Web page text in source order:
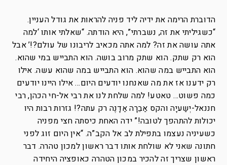
הדוברת הרימה את ידיה ליד פניה להראות את גודל העניין.
“כשגיליתי את זה, נשברתי”, היא הודתה. “שאלתי אותו ‘למה
אתה עושה את זה? למה אתה מכאיב לריבונו של עולם?!’ אבל
הוא רק שתק. הוא שתק מרוב בושה. הוא התבייש במי שהוא.
הוא התבייש במה שהוא. הוא התבייש במה שהוא עשה. אילו
רק ידענו אז את מה שאנחנו יודעים היום… אילו היינו יודעים
כמה פשוט… טאטע! למה שלחת לנו את רבי אל-חי הכהן, רבי
חננאל-יְשַעיָה והקס אַבֵרָה אַדָנֶה רק עתה?! גזרות רבות היו
יכולות להתהפך לטובה!” ידה האחת כיסתה חצי מפניה
כשעיניה נעצמו בתפילת לב אל הקב”ה. “אין היום זוג לפני
חתונה שאני לא שולחת אותו דבר ראשון למכון טהרה. דבר
ראשון שצריך זה להכיר במכון הטהרה כאופציה היחידה